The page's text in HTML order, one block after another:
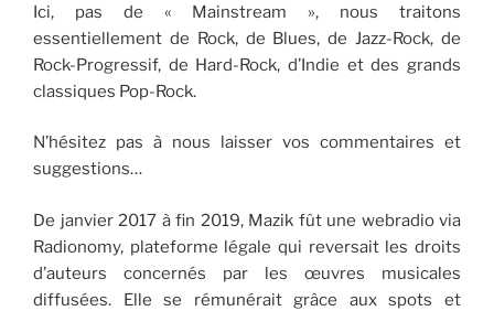
Ici, pas de « Mainstream », nous traitons
essentiellement de Rock, de Blues, de Jazz-Rock, de
Rock-Progressif, de Hard-Rock, d’Indie et des grands
classiques Pop-Rock.
N’hésitez pas à nous laisser vos commentaires et
suggestions…
De janvier 2017 à fin 2019, Mazik fût une webradio via
Radionomy, plateforme légale qui reversait les droits
d’auteurs concernés par les œuvres musicales
diffusées. Elle se rémunérait grâce aux spots et